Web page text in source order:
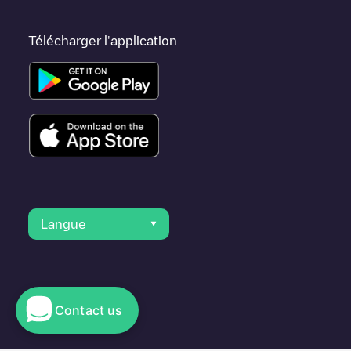
Télécharger l'application
Langue
© 2023 Electromaps
Contact us